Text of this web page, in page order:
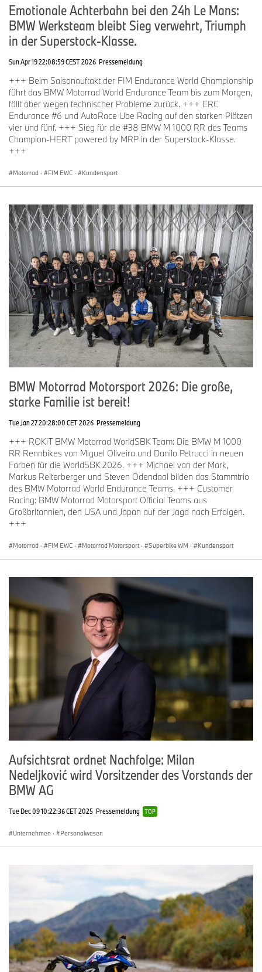
Emotionale Achterbahn bei den 24h Le Mans:
BMW Werksteam bleibt Sieg verwehrt, Triumph
in der Superstock-Klasse.
Sun Apr 19 22:08:59 CEST 2026 Pressemeldung
+++ Beim Saisonauftakt der FIM Endurance World Championship
führt das BMW Motorrad World Endurance Team bis zum Morgen,
fällt aber wegen technischer Probleme zurück. +++ ERC
Endurance #6 und AutoRace Ube Racing auf den starken Plätzen
vier und fünf. +++ Sieg für die #38 BMW M 1000 RR des Teams
Champion-HERT powered by MRP in der Superstock-Klasse.
+++
Motorrad · FIM EWC · Kundensport
BMW Motorrad Motorsport 2026: Die große,
starke Familie ist bereit!
Tue Jan 27 20:28:00 CET 2026 Pressemeldung
+++ ROKiT BMW Motorrad WorldSBK Team: Die BMW M 1000
RR Rennbikes von Miguel Oliveira und Danilo Petrucci in neuen
Farben für die WorldSBK 2026. +++ Michael van der Mark,
Markus Reiterberger und Steven Odendaal bilden das Stammtrio
des BMW Motorrad World Endurance Teams. +++ Customer
Racing: BMW Motorrad Motorsport Official Teams aus
Großbritannien, den USA und Japan auf der Jagd nach Erfolgen.
+++
Motorrad · FIM EWC · Motorrad Motorsport · Superbike WM · Kundensport
Aufsichtsrat ordnet Nachfolge: Milan
Nedeljković wird Vorsitzender des Vorstands der
BMW AG
Tue Dec 09 10:22:36 CET 2025 Pressemeldung TOP
Unternehmen · Personalwesen